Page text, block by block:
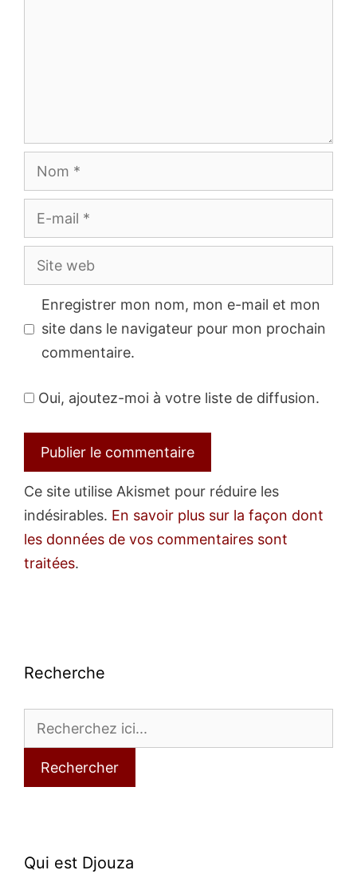
Nom
E-
mail
Site
web
Enregistrer mon nom, mon e-mail et mon
site dans le navigateur pour mon prochain
commentaire.
Oui, ajoutez-moi à votre liste de diffusion.
Ce site utilise Akismet pour réduire les
indésirables. En savoir plus sur la façon dont
les données de vos commentaires sont
traitées.
Recherche
Rechercher
Qui est Djouza